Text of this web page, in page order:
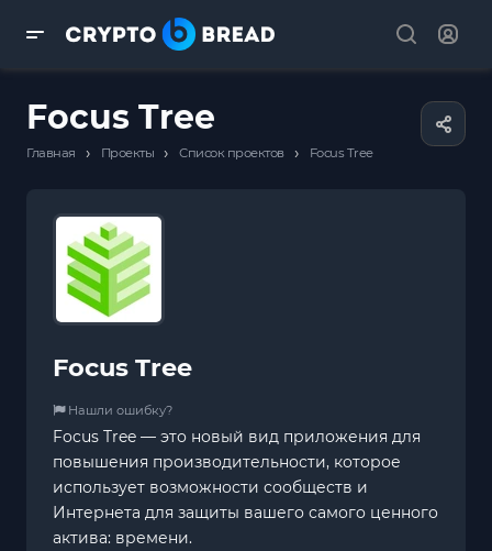
Focus Tree
Главная › Проекты › Список проектов › Focus Tree
Focus Tree
Нашли ошибку?
Focus Tree — это новый вид приложения для
повышения производительности, которое
использует возможности сообществ и
Интернета для защиты вашего самого ценного
актива: времени.